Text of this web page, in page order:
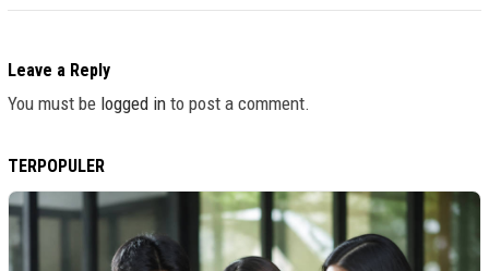
Leave a Reply
You must be logged in to post a comment.
TERPOPULER